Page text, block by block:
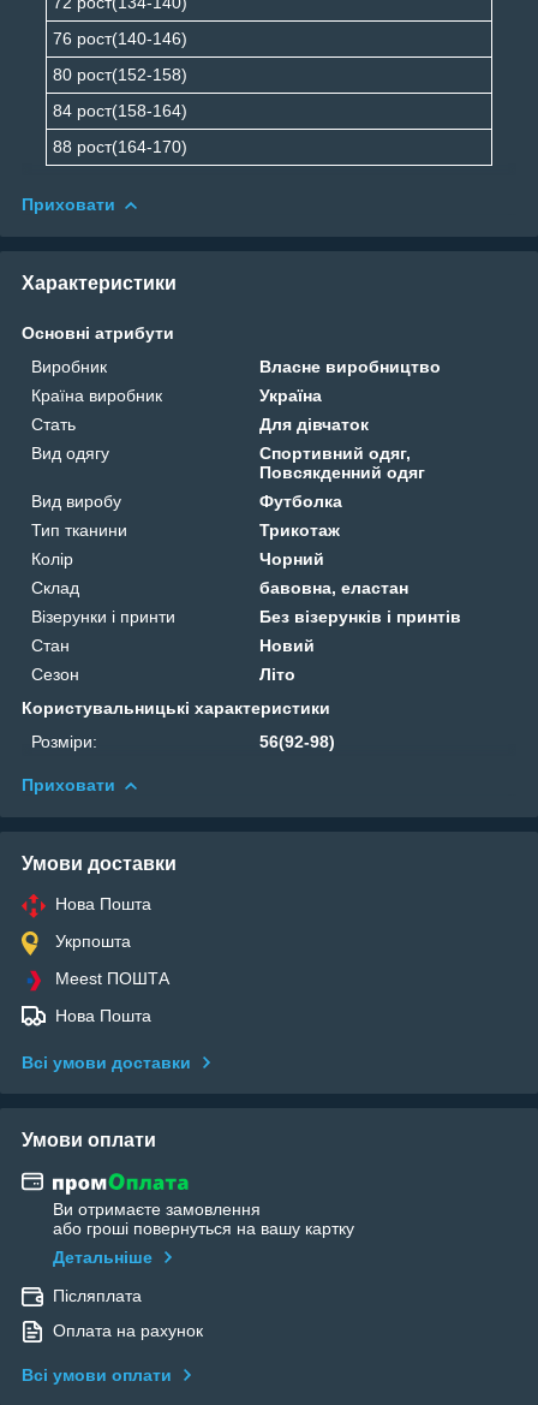
76 рост(140-146)
80 рост(152-158)
84 рост(158-164)
88 рост(164-170)
Приховати
Характеристики
Основні атрибути
Виробник
Власне виробництво
Країна виробник
Україна
Стать
Для дівчаток
Вид одягу
Спортивний одяг,
Повсякденний одяг
Вид виробу
Футболка
Тип тканини
Трикотаж
Колір
Чорний
Склад
бавовна, еластан
Візерунки і принти
Без візерунків і принтів
Стан
Новий
Сезон
Літо
Користувальницькі характеристики
Розміри:
56(92-98)
Приховати
Умови доставки
Нова Пошта
Укрпошта
Meest ПОШТА
Нова Пошта
Всі умови доставки
Умови оплати
Ви отримаєте замовлення
або гроші повернуться на вашу картку
Детальніше
Післяплата
Оплата на рахунок
Всі умови оплати